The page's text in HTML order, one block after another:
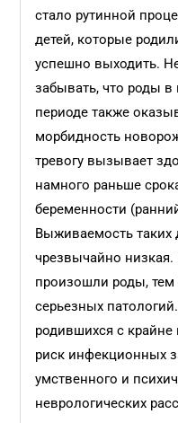
стало рутинной
детей, которые
успешно выходить.
забывать, что роды
периоде также
морбидность
тревогу вызывает
намного раньше
беременности
Выживаемость таких
чрезвычайно
произошли роды, тем
серьезных
родившихся с
риск инфекционных
умственного и
неврологических